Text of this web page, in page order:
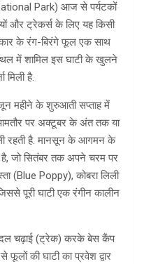
Park) आज से पर्यटकों
और ट्रेकर्स के लिए यह किसी
के रंग-बिरंगे फूल एक साथ
में शामिल इस घाटी के खुलने
मिली है.
जून महीने के शुरुआती सप्ताह में
पर अक्टूबर के अंत तक या
रहती है. मानसून के आगमन के
है, जो सितंबर तक अपने चरम पर
(Blue Poppy), कोबरा लिली
पूरी घाटी एक रंगीन कालीन
चढ़ाई (ट्रेक) करके बेस कैंप
फूलों की घाटी का प्रवेश द्वार